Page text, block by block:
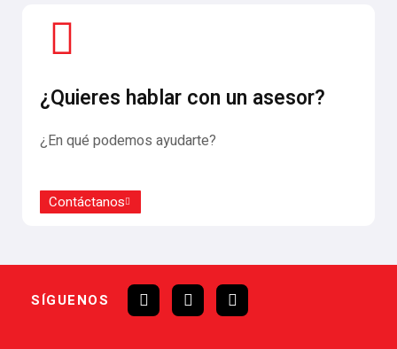
¿Quieres hablar con un asesor?
¿En qué podemos ayudarte?
Contáctanos
SÍGUENOS